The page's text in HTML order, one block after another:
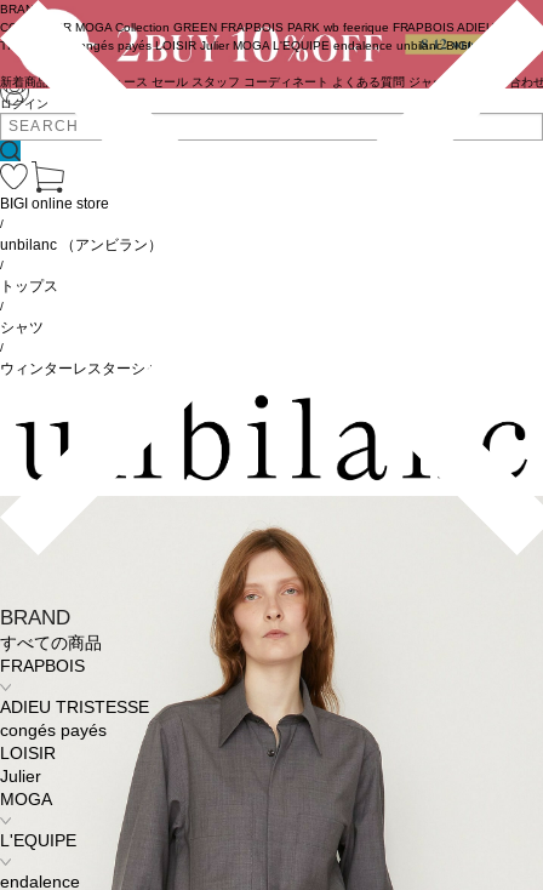
ログイン
BRAND
COUTURIER MOGA Collection GREEN FRAPBOIS PARK wb feerique FRAPBOIS ADIEU
TRISTESSE
congés payés LOISIR Julier MOGA L'EQUIPE endalence unbilanc BIGI online store
新着商品 ニュース セール スタッフ コーディネート よくある質問 ジャーナル お問い合わ
BRAND
すべての商品
FRAPBOIS
ADIEU TRISTESSE
congés payés
LOISIR
Julier
MOGA
L'EQUIPE
endalence
BIGI online store
/
unbilanc （アンビラン）
/
トップス
/
シャツ
/
ウィンターレスターシャツ